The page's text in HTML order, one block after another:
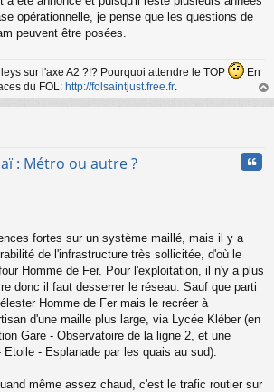
opérationnelle, je pense que les questions de
peuvent être posées.
sur l'axe A2 ?!? Pourquoi attendre le TOP
En
du FOL: http://folsaintjust.free.fr
au
: Métro ou autre ?
fortes sur un système maillé, mais il y a
de l'infrastructure très sollicitée, d'où le
Homme de Fer. Pour l'exploitation, il n'y a plus
donc il faut desserrer le réseau. Sauf que parti
Homme de Fer mais le recréer à
d'une maille plus large, via Lycée Kléber (en
Gare - Observatoire de la ligne 2, et une
- Esplanade par les quais au sud).
même assez chaud, c'est le trafic routier sur